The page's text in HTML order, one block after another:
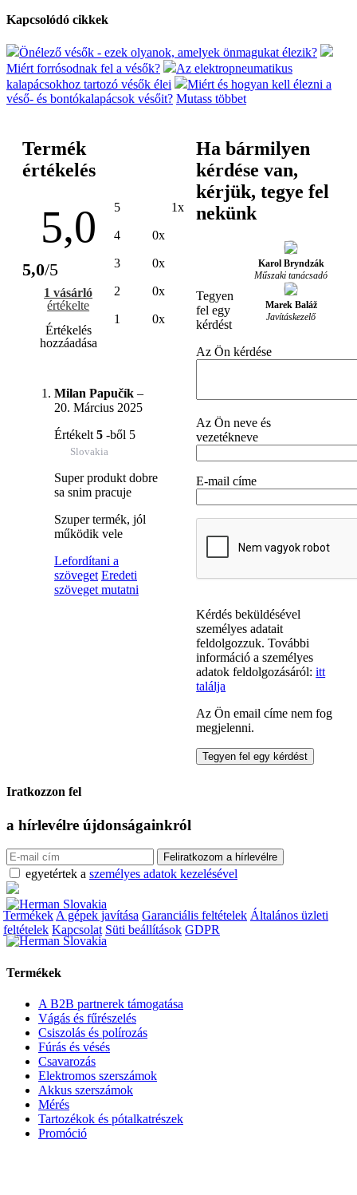
Kapcsolódó cikkek
Önélező vésők - ezek olyanok, amelyek önmagukat élezik?
Miért forrósodnak fel a vésők?
Az elektropneumatikus
kalapácsokhoz tartozó vésők élei
Miért és hogyan kell élezni a
véső- és bontókalapácsok vésőit? Mutass többet
Termék
értékelés
5,0
5,0/5
1 vásárló
értékelte
Értékelés
hozzáadása
5 1x
4 0x
3 0x
2 0x
1 0x
Milan Papučík –
20. Március 2025
Értékelt 5 -ből 5
Slovakia
Super produkt dobre
sa snim pracuje
Szuper termék, jól
működik vele
Lefordítani a
szöveget Eredeti
szöveget mutatni
Ha bármilyen
kérdése van,
kérjük, tegye fel
nekünk
Karol Bryndzák
Műszaki tanácsadó
Marek Baláž
Javításkezelő
Tegyen
fel egy
kérdést
Az Ön kérdése
Az Ön neve és
vezetékneve
E-mail címe
Kérdés beküldésével
személyes adatait
feldolgozzuk. További
információ a személyes
adatok feldolgozásáról:itt
találja
Az Ön email címe nem fog
megjelenni.
Iratkozzon fel
a hírlevélre újdonságainkról
egyetértek a személyes adatok kezelésével
TermékekA gépek javítása Garanciális feltételek Általános üzleti
feltételek Kapcsolat Süti beállítások GDPR
Termékek
A B2B partnerek támogatása
Vágás és fűrészelés
Csiszolás és polírozás
Fúrás és vésés
Csavarozás
Elektromos szerszámok
Akkus szerszámok
Mérés
Tartozékok és pótalkatrészek
Promóció